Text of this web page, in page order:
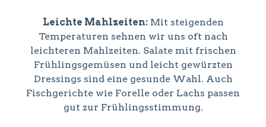
Leichte Mahlzeiten:Mit steigenden
Temperaturen sehnen wir uns oft nach
leichteren Mahlzeiten. Salate mit frischen
Frühlingsgemüsen und leicht gewürzten
Dressings sind eine gesunde Wahl. Auch
Fischgerichte wie Forelle oder Lachs passen
gut zur Frühlingsstimmung.